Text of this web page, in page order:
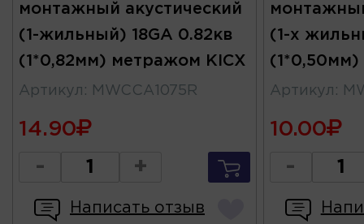
монтажный акустический
(1-жильный) 18GA 0.82кв
(1*0,82мм) метражом KICX
Артикул : MWCCA1075R
14.90
- +
Написать отзыв
(1-х
(1*0,50мм)
Артикул :
10.00
-